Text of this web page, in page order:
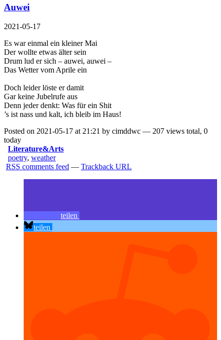
Auwei
2021-05-17
Es war einmal ein kleiner Mai
Der wollte etwas älter sein
Drum lud er sich – auwei, auwei –
Das Wetter vom Aprile ein
Doch leider löste er damit
Gar keine Jubelrufe aus
Denn jeder denkt: Was für ein Shit
’s ist nass und kalt, ich bleib im Haus!
Posted on 2021-05-17 at 21:21 by cimddwc — 207 views total, 0
today
Literature&Arts
poetry, weather
RSS comments feed — Trackback URL
teilen
teilen